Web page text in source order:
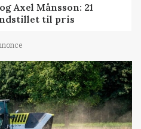
Axel Månsson: 21
til pris